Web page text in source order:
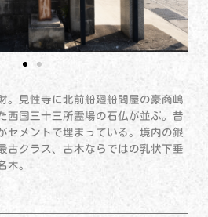
。見性寺に北前船廻船問屋の豪商嶋
西国三十三所霊場の石仏が並ぶ。昔
セメントで埋まっている。境内の銀
古クラス、古木ならではの乳状下垂
木。